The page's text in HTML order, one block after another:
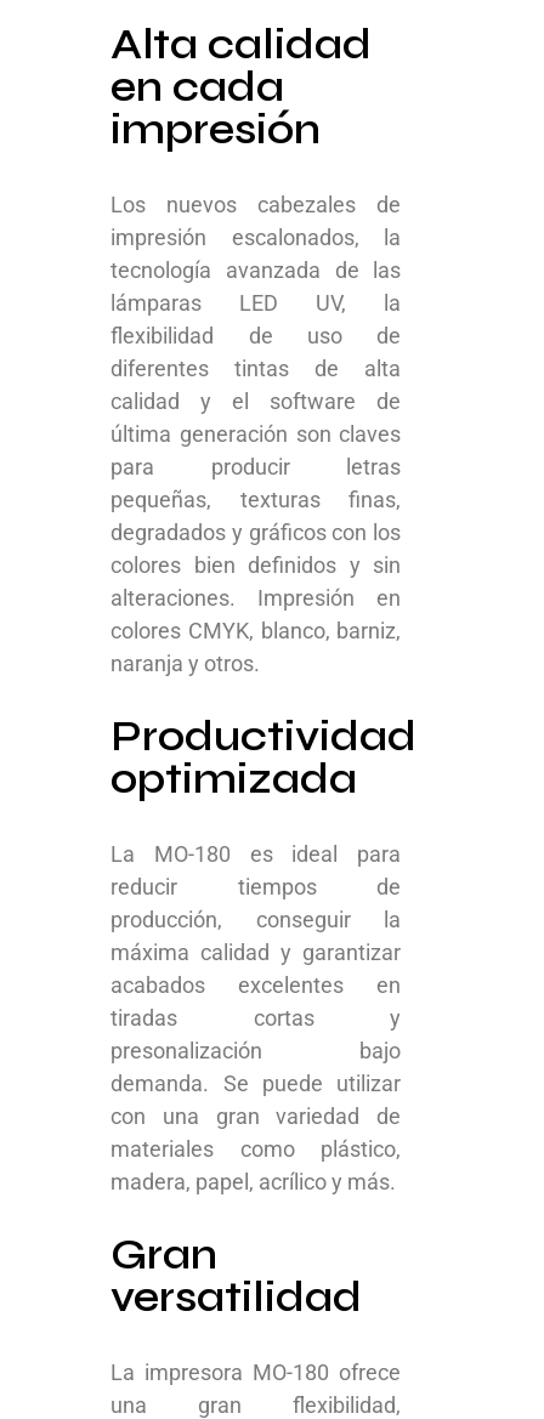
Alta calidad
en cada
impresión
Los nuevos cabezales de
impresión escalonados, la
tecnología avanzada de las
lámparas LED UV, la
flexibilidad de uso de
diferentes tintas de alta
calidad y el software de
última generación son claves
para producir letras
pequeñas, texturas finas,
degradados y gráficos con los
colores bien definidos y sin
alteraciones. Impresión en
colores CMYK, blanco, barniz,
naranja y otros.
Productividad
optimizada
La MO-180 es ideal para
reducir tiempos de
producción, conseguir la
máxima calidad y garantizar
acabados excelentes en
tiradas cortas y
presonalización bajo
demanda. Se puede utilizar
con una gran variedad de
materiales como plástico,
madera, papel, acrílico y más.
Gran
versatilidad
La impresora MO-180 ofrece
una gran flexibilidad,